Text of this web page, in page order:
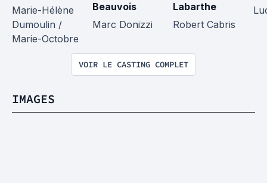
Marie-Hélène
Dumoulin /
Marie-Octobre
Beauvois
Marc Donizzi
Labarthe
Robert Cabris
VOIR LE CASTING COMPLET
IMAGES